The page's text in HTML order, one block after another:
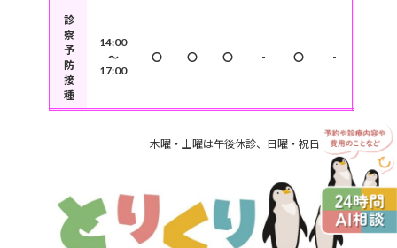
診
察
予
防
接
種
14:00
～
17:00
〇 〇 〇 - 〇 -
木曜・土曜は午後休診、日曜・祝日は定休日です